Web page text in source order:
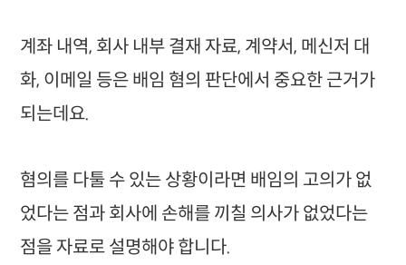
계좌 내역, 회사 내부 결재 자료, 계약서, 메신저 대
화, 이메일 등은 배임 혐의 판단에서 중요한 근거가
되는데요.
혐의를 다툴 수 있는 상황이라면 배임의 고의가 없
었다는 점과 회사에 손해를 끼칠 의사가 없었다는
점을 자료로 설명해야 합니다.